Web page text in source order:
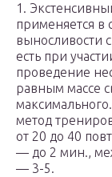
1.
применяется в
выносливости
есть при
проведение
равным массе
метод
от 20 до 40
— до 2 мин.,
— 3-5.